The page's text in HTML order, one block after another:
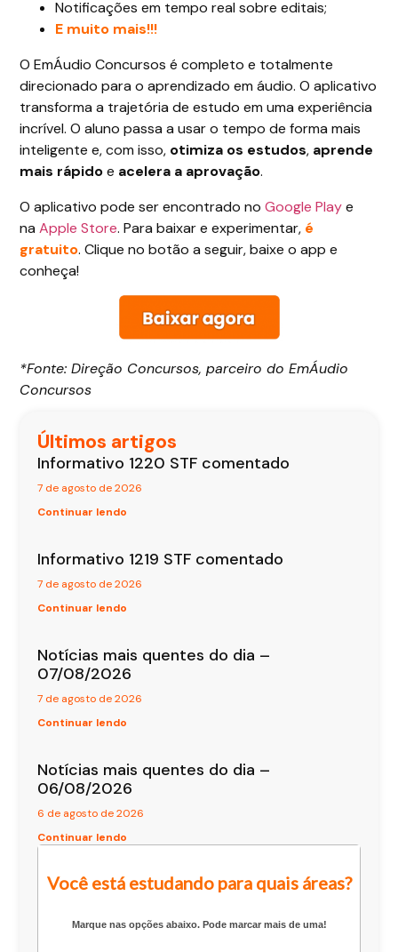
Notificações em tempo real sobre editais;
E muito mais!!!
O EmÁudio Concursos é completo e totalmente
direcionado para o aprendizado em áudio. O aplicativo
transforma a trajetória de estudo em uma experiência
incrível. O aluno passa a usar o tempo de forma mais
inteligente e, com isso, otimiza os estudos, aprende
mais rápidoe acelera a aprovação.
O aplicativo pode ser encontrado noGoogle Playe
naApple Store. Para baixar e experimentar, é
gratuito. Clique no botão a seguir, baixe o app e
conheça!
*Fonte: Direção Concursos, parceiro do EmÁudio
Concursos
Últimos artigos
Informativo 1220 STF comentado
7 de agosto de 2026
Continuar lendo
Informativo 1219 STF comentado
7 de agosto de 2026
Continuar lendo
Notícias mais quentes do dia –
07/08/2026
7 de agosto de 2026
Continuar lendo
Notícias mais quentes do dia –
06/08/2026
6 de agosto de 2026
Continuar lendo
Você está estudando para quais áreas?
Marque nas opções abaixo. Pode marcar mais de uma!